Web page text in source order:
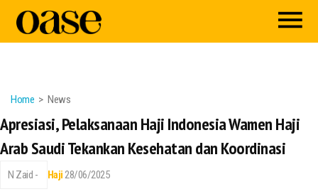
Home News
Apresiasi, Pelaksanaan Haji Indonesia Wamen Haji
Arab Saudi Tekankan Kesehatan dan Koordinasi
N Zaid - Haji28/06/2025